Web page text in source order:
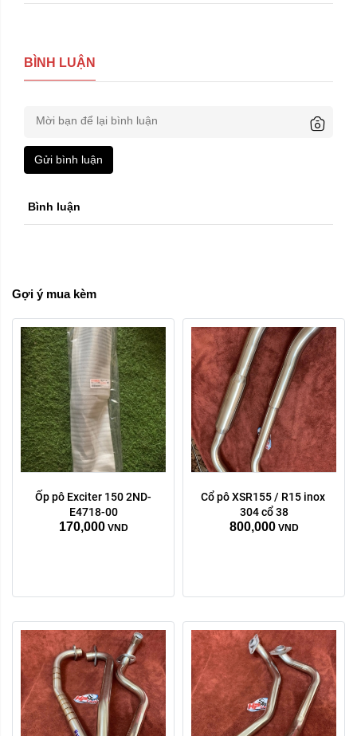
BÌNH LUẬN
Gửi bình luận
Bình luận
Gợi ý mua kèm
Ốp pô Exciter 150 2ND-
E4718-00
170,000 VND
Cổ pô XSR155 / R15 inox
304 cổ 38
800,000 VND